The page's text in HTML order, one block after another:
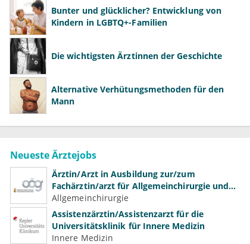
Bunter und glücklicher? Entwicklung von
Kindern in LGBTQ+-Familien
Die wichtigsten Ärztinnen der Geschichte
Alternative Verhütungsmethoden für den
Mann
Neueste Ärztejobs
Ärztin/Arzt in Ausbildung zur/zum
Fachärztin/arzt für Allgemeinchirurgie und
Gefäßchirurgie
Allgemeinchirurgie
Assistenzärztin/Assistenzarzt für die
Universitätsklinik für Innere Medizin
Innere Medizin